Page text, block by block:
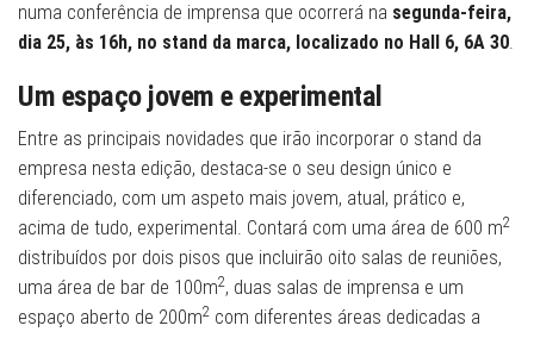
numa conferência de imprensa que ocorrerá na segunda-feira,
dia 25, às 16h, no stand da marca, localizado no Hall 6, 6A 30.
Um espaço jovem e experimental
Entre as principais novidades que irão incorporar o stand da
empresa nesta edição, destaca-se o seu design único e
diferenciado, com um aspeto mais jovem, atual, prático e,
acima de tudo, experimental. Contará com uma área de 600 m2
distribuídos por dois pisos que incluirão oito salas de reuniões,
uma área de bar de 100m2, duas salas de imprensa e um
espaço aberto de 200m2 com diferentes áreas dedicadas a